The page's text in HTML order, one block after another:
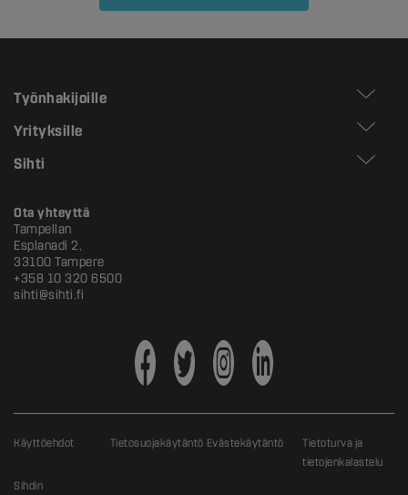
Työnhakijoille
Yrityksille
Sihti
Ota yhteyttä
Tampellan
Esplanadi 2,
33100 Tampere
+358 10 320 6500
sihti@sihti.fi
Käyttöehdot Tietosuojakäytäntö Evästekäytäntö
Tietoturva ja
tietojenkalastelu
Sihdin